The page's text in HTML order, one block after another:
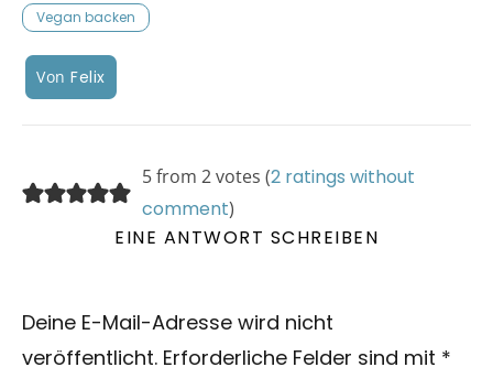
Vegan backen
Von Felix
5 from 2 votes (2 ratings without
comment)
EINE ANTWORT SCHREIBEN
Deine E-Mail-Adresse wird nicht
veröffentlicht. Erforderliche Felder sind mit *